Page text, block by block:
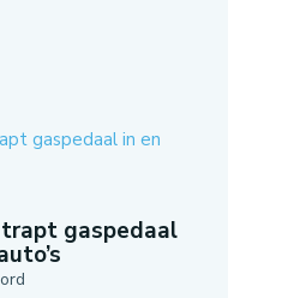
gaspedaal